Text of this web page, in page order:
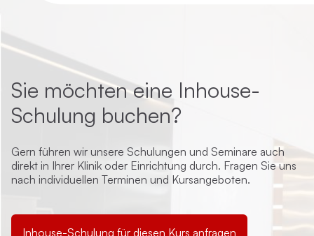
Sie möchten eine Inhouse-
Schulung buchen?
Gern führen wir unsere Schulungen und Seminare auch
direkt in Ihrer Klinik oder Einrichtung durch. Fragen Sie uns
nach individuellen Terminen und Kursangeboten.
Inhouse-Schulung für diesen Kurs anfragen